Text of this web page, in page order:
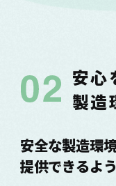
安心
製造
安全な製造環
提供できるよ